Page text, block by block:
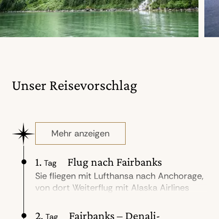
Unser Reisevorschlag
Mehr anzeigen
1. Tag Flug nach Fairbanks
Sie fliegen mit Lufthansa nach Anchorage,
von dort Weiterflug mit Alaska Airlines
Inlandsflug haben Sie spektakuläre
2. Tag
Fairbanks – Denali-